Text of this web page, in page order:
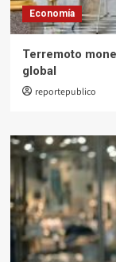
Economía
Terremoto
global
reportepublico